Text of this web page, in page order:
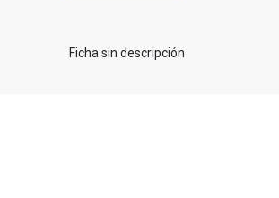
Ficha sin descripción